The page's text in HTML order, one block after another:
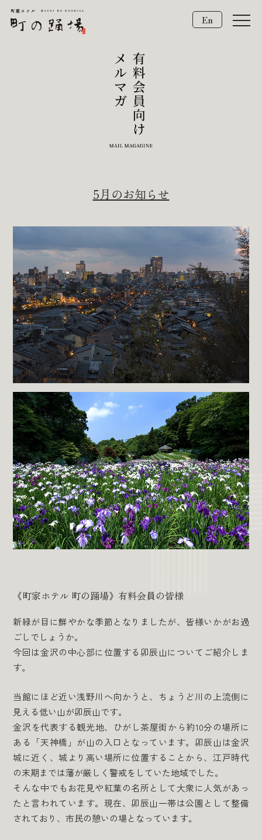
En
5月のお知らせ
《町家ホテル 町の踊場》有料会員の皆様
新緑が目に鮮やかな季節となりましたが、皆様いかがお過
ごしでしょうか。
今回は金沢の中心部に位置する卯辰山についてご紹介しま
す。
当館にほど近い浅野川へ向かうと、ちょうど川の上流側に
見える低い山が卯辰山です。
金沢を代表する観光地、ひがし茶屋街から約10分の場所に
ある「天神橋」が山の入口となっています。卯辰山は金沢
城に近く、城より高い場所に位置することから、江戸時代
の末期までは藩が厳しく警戒をしていた地域でした。
そんな中でもお花見や紅葉の名所として大衆に人気があっ
たと言われています。現在、卯辰山一帯は公園として整備
されており、市民の憩いの場となっています。